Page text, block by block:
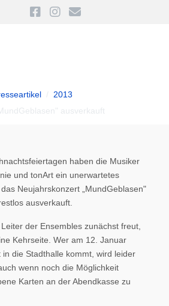
2013
ausverkauft
haben die Musiker
und tonArt ein unerwartetes
Neujahrskonzert „MundGeblasen"
ausverkauft.
der Ensembles zunächst freut,
Kehrseite. Wer am 12. Januar
die Stadthalle kommt, wird leider
wenn noch die Möglichkeit
Karten an der Abendkasse zu